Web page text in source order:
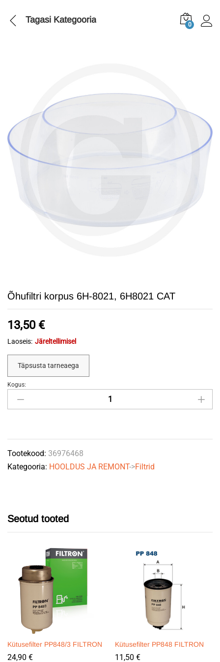
Tagasi Kategooria 0
Õhufiltri korpus 6H-8021, 6H8021 CAT
13,50 €
Laoseis: Järeltellimisel
Täpsusta tarneaega
Õhufiltri
korpus
6H8021
CAT
quantity
Kogus:
Tootekood: 36976468
Kategooria: HOOLDUS JA REMONT->Filtrid
Seotud tooted
Kütusefilter PP848/3 FILTRON
24,90 €
Kütusefilter PP848 FILTRON
11,50 €